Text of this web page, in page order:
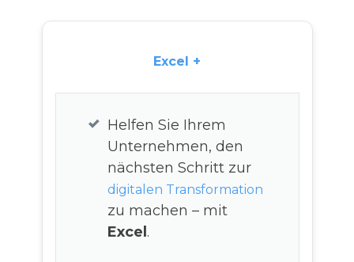
Excel +
Helfen Sie Ihrem
Unternehmen, den
nächsten Schritt zur
digitalen Transformation
zu machen – mit
Excel .